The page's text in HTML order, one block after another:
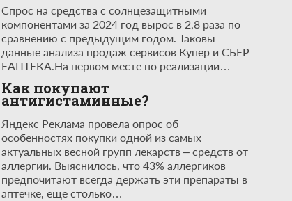
Спрос на средства с солнцезащитными
компонентами за 2024 год вырос в 2,8 раза по
сравнению с предыдущим годом. Таковы
данные анализа продаж сервисов Купер и СБЕР
ЕАПТЕКА.На первом месте по реализации…
Как покупают
антигистаминные?
Яндекс Реклама провела опрос об
особенностях покупки одной из самых
актуальных весной групп лекарств – средств от
аллергии. Выяснилось, что 43% аллергиков
предпочитают всегда держать эти препараты в
аптечке, еще столько…